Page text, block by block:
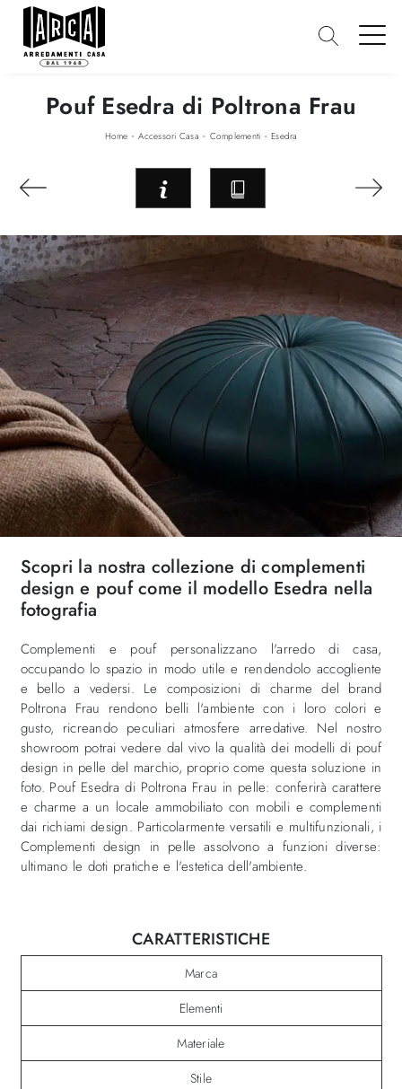
Pouf Esedra di Poltrona Frau
Home -Accessori Casa - Complementi - Esedra
Scopri la nostra collezione di complementi
design e pouf come il modello Esedra nella
fotografia
Complementi e pouf personalizzano l'arredo di casa,
occupando lo spazio in modo utile e rendendolo accogliente
e bello a vedersi. Le composizioni di charme del brand
Poltrona Frau rendono belli l'ambiente con i loro colori e
gusto, ricreando peculiari atmosfere arredative. Nel nostro
showroom potrai vedere dal vivo la qualità dei modelli di pouf
design in pelle del marchio, proprio come questa soluzione in
foto. Pouf Esedra di Poltrona Frau in pelle: conferirà carattere
e charme a un locale ammobiliato con mobili e complementi
dai richiami design. Particolarmente versatili e multifunzionali, i
Complementi design in pelle assolvono a funzioni diverse:
ultimano le doti pratiche e l'estetica dell'ambiente.
CARATTERISTICHE
Marca
Elementi
Materiale
Stile